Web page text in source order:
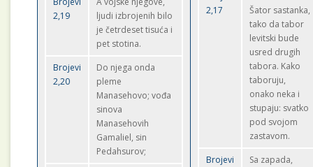
2,19
ljudi izbrojenih bilo
je četrdeset tisuća i
pet stotina.
Brojevi
2,20
Do njega onda
pleme
Manasehovo; vođa
sinova
Manasehovih
Gamaliel, sin
Pedahsurov;
2,17
Šator sastanka,
tako da tabor
levitski bude
usred drugih
tabora. Kako
taboruju,
onako neka i
stupaju: svatko
pod svojom
zastavom.
Brojevi
Sa zapada,